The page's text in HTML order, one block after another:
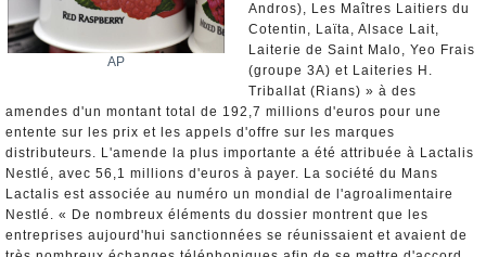
AP
Andros), Les Maîtres Laitiers du
Cotentin, Laïta, Alsace Lait,
Laiterie de Saint Malo, Yeo Frais
(groupe 3A) et Laiteries H.
Triballat (Rians) » à des
amendes d'un montant total de 192,7 millions d'euros pour une
entente sur les prix et les appels d'offre sur les marques
distributeurs. L'amende la plus importante a été attribuée à Lactalis
Nestlé, avec 56,1 millions d'euros à payer. La société du Mans
Lactalis est associée au numéro un mondial de l'agroalimentaire
Nestlé. « De nombreux éléments du dossier montrent que les
entreprises aujourd'hui sanctionnées se réunissaient et avaient de